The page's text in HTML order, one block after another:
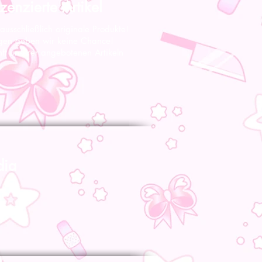
Artikel
originale Produkte!
geben wir keine Chance!
unserer angebotenen Artikeln